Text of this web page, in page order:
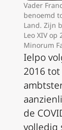
Vader
benoemd
Land. Zijn
Leo XIV
Minorum
Ielpo
2016
de
volledig